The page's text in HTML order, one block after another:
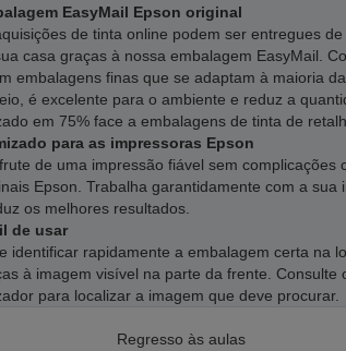
EasyMail Epson original
de tinta online podem ser entregues
casa graças à nossa embalagem EasyMail.
embalagens finas que se adaptam à maioria
é excelente para o ambiente e reduz a
em 75% face a embalagens de tinta de
para as impressoras Epson
de uma impressão fiável sem complicações
Epson. Trabalha garantidamente com a sua
os melhores resultados.
de usar
identificar rapidamente a embalagem certa na
à imagem visível na parte da frente. Consulte
para localizar a imagem que deve procurar.
Regresso às aulas